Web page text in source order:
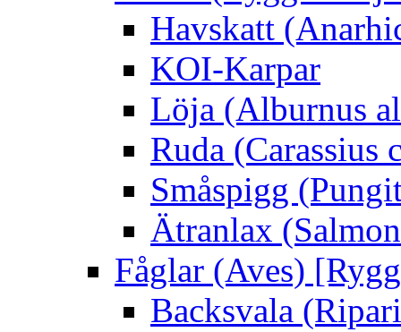
Havskatt
KOI-Karpar
Löja (Alburnus
Ruda (Carassius
Småspigg
Ätranlax
Fåglar (Aves)
Backsvala